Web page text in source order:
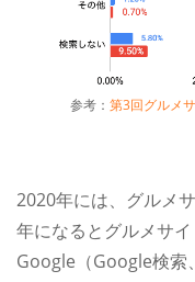
参考： 第3回グルメ
2020年には、グルメ
年になるとグルメサイ
Google（Google検索